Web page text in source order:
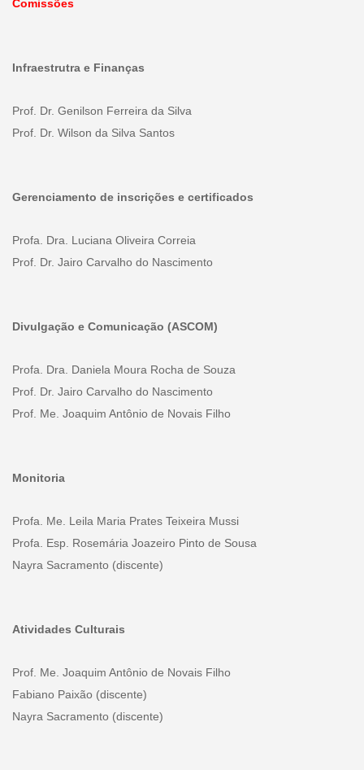
Comissões
Infraestrutra e Finanças
Prof. Dr. Genilson Ferreira da Silva
Prof. Dr. Wilson da Silva Santos
Gerenciamento de inscrições e certificados
Profa. Dra. Luciana Oliveira Correia
Prof. Dr. Jairo Carvalho do Nascimento
Divulgação e Comunicação (ASCOM)
Profa. Dra. Daniela Moura Rocha de Souza
Prof. Dr. Jairo Carvalho do Nascimento
Prof. Me. Joaquim Antônio de Novais Filho
Monitoria
Profa. Me. Leila Maria Prates Teixeira Mussi
Profa. Esp. Rosemária Joazeiro Pinto de Sousa
Nayra Sacramento (discente)
Atividades Culturais
Prof. Me. Joaquim Antônio de Novais Filho
Fabiano Paixão (discente)
Nayra Sacramento (discente)